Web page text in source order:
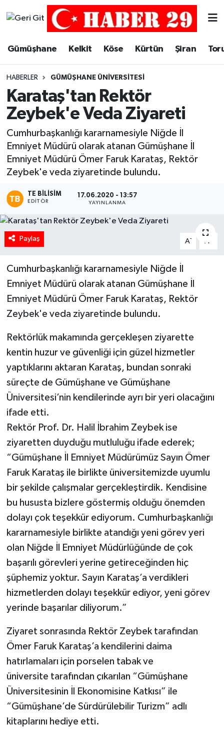
Gümüşhane Kelkit Köse Kürtün Şiran
HABERLER GÜMÜŞHANE ÜNIVERSITESI
Karataş'tan Rektör
Zeybek'e Veda Ziyareti
Cumhurbaşkanlığı kararnamesiyle Niğde İl
Emniyet Müdürü olarak atanan Gümüşhane İl
Emniyet Müdürü Ömer Faruk Karataş, Rektör
Zeybek'e veda ziyaretinde bulundu.
TE BILISIM
EDITÖR
17.06.2020 - 13:57
YAYINLANMA
Paylaş A- A
Cumhurbaşkanlığı kararnamesiyle Niğde İl
Emniyet Müdürü olarak atanan Gümüşhane İl
Emniyet Müdürü Ömer Faruk Karataş, Rektör
Zeybek'e veda ziyaretinde bulundu.
Rektörlük makamında gerçekleşen ziyarette
kentin huzur ve güvenliği için güzel hizmetler
yaptıklarını aktaran Karataş, bundan sonraki
süreçte de Gümüşhane ve Gümüşhane
Üniversitesi’nin kendilerinde ayrı bir yeri olacağını
ifade etti.
Rektör Prof. Dr. Halil İbrahim Zeybek ise
ziyaretten duyduğu mutluluğu ifade ederek;
“Gümüşhane İl Emniyet Müdürümüz Sayın Ömer
Faruk Karataş ile birlikte üniversitemizde uyumlu
bir şekilde çalışmalar gerçekleştirdik. Kendisine
bu hususta bizlere göstermiş olduğu önemden
dolayı çok teşekkür ediyorum. Cumhurbaşkanlığı
kararnamesiyle birlikte atandığı yeni görev yeri
olan Niğde İl Emniyet Müdürlüğünde de çok
başarılı görevleri yerine getireceğinden hiç
şüphemiz yoktur. Sayın Karataş’a verdikleri
hizmetlerden dolayı teşekkür ediyor, yeni görev
yerinde başarılar diliyorum.”
Ziyaret sonrasında Rektör Zeybek tarafından
Ömer Faruk Karataş’a kendilerini daima
hatırlamaları için porselen tabak ve
üniversite tarafından çıkarılan “Gümüşhane
Üniversitesinin İl Ekonomisine Katkısı” ile
“Gümüşhane’de Sürdürülebilir Turizm” adlı
kitaplarını hediye etti.
Merkez Trafik Yoğunluk Haritası
Süper Lig Puan Durumu ve Fikstür
Tüm Manşetler
Son Dakika Haberleri
Haber Arşivi